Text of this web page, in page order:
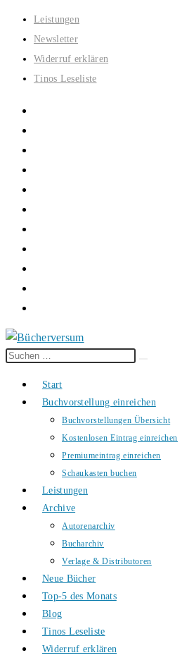
Zum
Inhalt
springen
Leistungen
Newsletter
Widerruf erklären
Tinos Leseliste
Diese
durchsuchen
Start
Buchvorstellung einreichen
Buchvorstellungen Übersicht
Kostenlosen Eintrag einreichen
Premiumeintrag einreichen
Schaukasten buchen
Leistungen
Archive
Autorenarchiv
Bucharchiv
Verlage & Distributoren
Neue Bücher
Top-5 des Monats
Blog
Tinos Leseliste
Widerruf erklären